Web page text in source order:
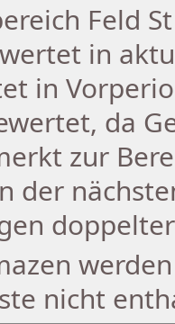
Feld
in
in
da
zur
der
nicht